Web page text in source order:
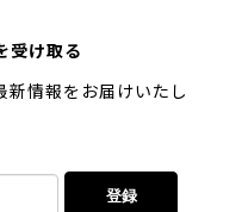
【 柴犬 毛色3色】マグカップ お家用 プレゼント コーギーブラザーズ 犬 うちの子
受け取る
新情報をお届けいたし
登録